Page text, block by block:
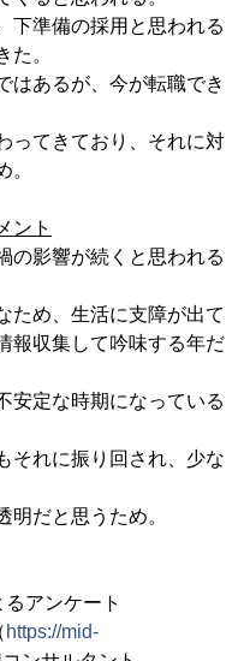
下準備の採用と思われる
た。
はあるが、今が転職でき
ってきており、それに対
。
ント
の影響が続くと思われる
ため、生活に支障が出て
報収集して吟味する年だ
安定な時期になっている
それに振り回され、少な
明だと思うため。
アンケート
https://mid-